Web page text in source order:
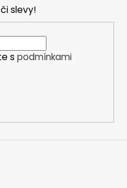
slevy!
s podmínkami